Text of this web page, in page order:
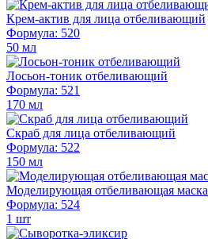
Крем-актив для лица отбеливающий
Формула: 520
50 мл
Лосьон-тоник отбеливающий
Формула: 521
170 мл
Скраб для лица отбеливающий
Формула: 522
150 мл
Моделирующая отбеливающая маска
Формула: 524
1 шт